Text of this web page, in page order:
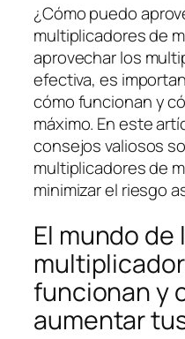
¿Cómo puedo
multiplicadores de
aprovechar los
efectiva, es
cómo funcionan y
máximo. En este
consejos valiosos
multiplicadores de
minimizar el riesgo
El mundo de
funcionan y
aumentar